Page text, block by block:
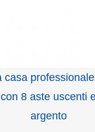
casa
8 aste uscenti
argento